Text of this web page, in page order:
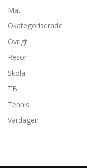
Mat
Okategoriserade
Övrigt
Resor
Skola
TB
Tennis
Vardagen